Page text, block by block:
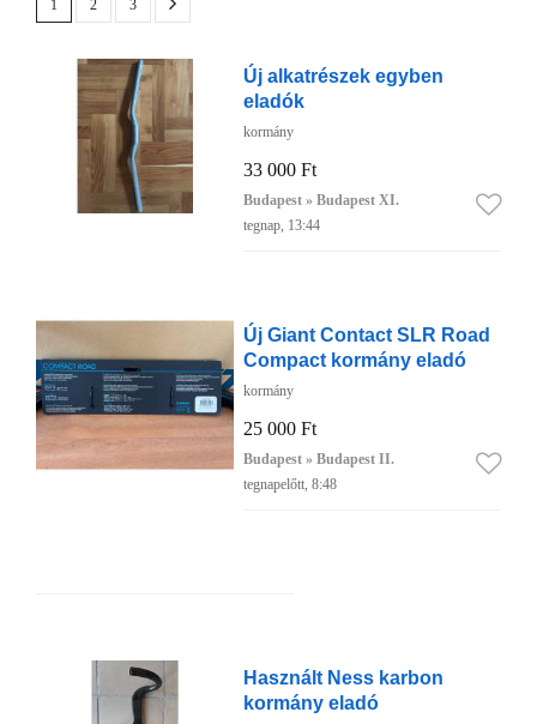
1 2 3
Új alkatrészek egyben
eladók
kormány
33 000 Ft
Budapest » Budapest XI.
tegnap, 13:44
Új Giant Contact SLR Road
Compact kormány eladó
kormány
25 000 Ft
Budapest » Budapest II.
tegnapelőtt, 8:48
Használt Ness karbon
kormány eladó